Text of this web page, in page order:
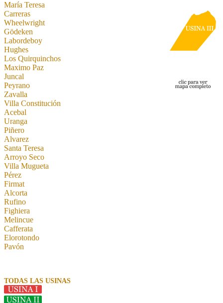
María Teresa
Carreras
Wheelwright
Gödeken
Labordeboy
Hughes
Los Quirquinchos
Maximo Paz
Juncal
Peyrano
Zavalla
Villa Constitución
Acebal
Uranga
Piñero
Alvarez
Santa Teresa
Arroyo Seco
Villa Mugueta
Pérez
Firmat
Alcorta
Rufino
Fighiera
Melincue
Cafferata
Elorotondo
Pavón
TODAS LAS USINAS